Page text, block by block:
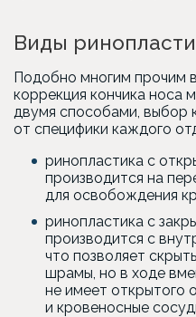
Виды
Подобно многим прочим
коррекция кончика носа
двумя способами, выбор
от специфики каждого
ринопластика с
производится на
для освобождения
ринопластика с
производится с
что позволяет
шрамы, но в ходе
не имеет открытого
и кровеносные